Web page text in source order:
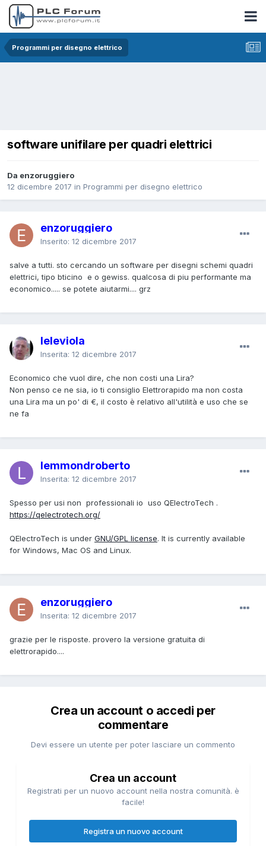
Programmi per disegno elettrico
software unifilare per quadri elettrici
Da enzoruggiero
12 dicembre 2017 in Programmi per disegno elettrico
enzoruggiero
Inserito: 12 dicembre 2017
salve a tutti. sto cercando un software per disegni schemi quadri
elettrici, tipo bticino e o gewiss. qualcosa di piu performante ma
economico..... se potete aiutarmi.... grz
leleviola
Inserita: 12 dicembre 2017
Economico che vuol dire, che non costi una Lira?
Non penso ce ne sia, io ti consiglio Elettrorapido ma non costa
una Lira ma un po' di €, il costo è relativo all'utilità e uso che se
ne fa
lemmondroberto
Inserita: 12 dicembre 2017
Spesso per usi non professionali io uso QElectroTech .
https://qelectrotech.org/
QElectroTech is under GNU/GPL license. It is currently available
for Windows, Mac OS and Linux.
enzoruggiero
Inserita: 12 dicembre 2017
grazie per le risposte. provero la versione gratuita di
elettrorapido....
Crea un account o accedi per
commentare
Devi essere un utente per poter lasciare un commento
Crea un account
Registrati per un nuovo account nella nostra comunità. è
facile!
Registra un nuovo account